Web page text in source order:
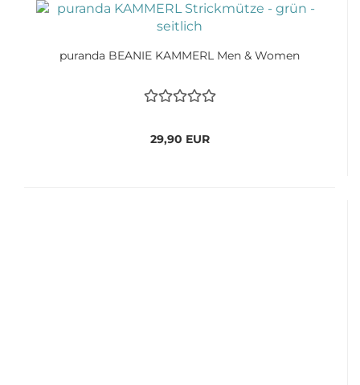
puranda BEANIE KAMMERL Men & Women
29,90 EUR